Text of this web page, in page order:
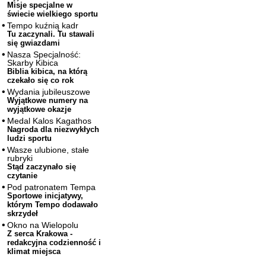
Misje specjalne w
świecie wielkiego sportu
Tempo kuźnią kadr
Tu zaczynali. Tu stawali
się gwiazdami
Nasza Specjalność:
Skarby Kibica
Biblia kibica, na którą
czekało się co rok
Wydania jubileuszowe
Wyjątkowe numery na
wyjątkowe okazje
Medal Kalos Kagathos
Nagroda dla niezwykłych
ludzi sportu
Wasze ulubione, stałe
rubryki
Stąd zaczynało się
czytanie
Pod patronatem Tempa
Sportowe inicjatywy,
którym Tempo dodawało
skrzydeł
Okno na Wielopolu
Z serca Krakowa -
redakcyjna codzienność i
klimat miejsca